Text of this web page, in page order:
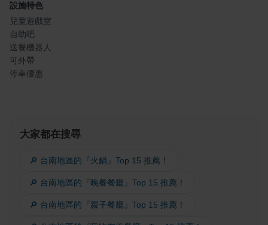
設施特色
兒童遊戲室
自助吧
送餐機器人
可外帶
停車優惠
大家都在搜尋
🔎 台南地區的『火鍋』Top 15 推薦！
🔎 台南地區的『晚餐餐廳』Top 15 推薦！
🔎 台南地區的『親子餐廳』Top 15 推薦！